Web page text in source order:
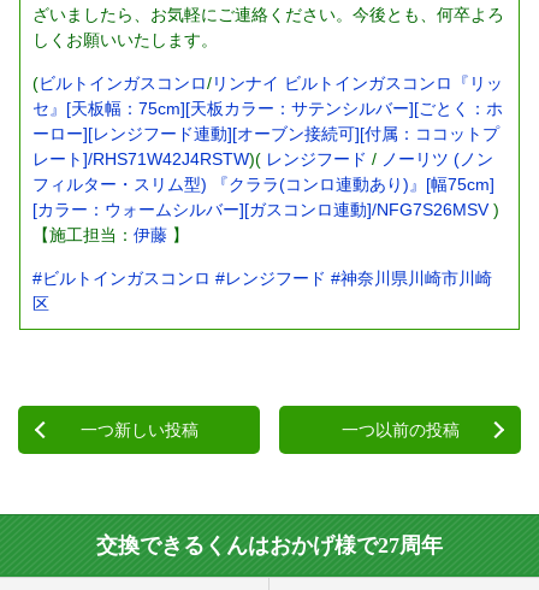
ざいましたら、お気軽にご連絡ください。今後とも、何卒よろ
しくお願いいたします。
(ビルトインガスコンロ/リンナイ ビルトインガスコンロ『リッ
セ』[天板幅：75cm][天板カラー：サテンシルバー][ごとく：ホ
ーロー][レンジフード連動][オーブン接続可][付属：ココットプ
レート]/RHS71W42J4RSTW)( レンジフード / ノーリツ (ノン
フィルター・スリム型) 『クララ(コンロ連動あり)』[幅75cm]
[カラー：ウォームシルバー][ガスコンロ連動]/NFG7S26MSV)
【施工担当： 伊藤 】
#ビルトインガスコンロ #レンジフード #神奈川県川崎市川崎
区
一つ新しい投稿 一つ以前の投稿
交換できるくんはおかげ様で27周年